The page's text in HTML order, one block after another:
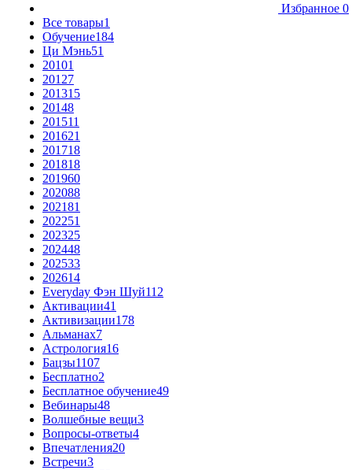
Избранное 0
Все товары1
Обучение184
Ци Мэнь51
20101
20127
201315
20148
201511
201621
201718
201818
201960
202088
202181
202251
202325
202448
202533
202614
Everyday Фэн Шуй112
Активации41
Активизации178
Альманах7
Астрология16
Бацзы1107
Бесплатно2
Бесплатное обучение49
Вебинары48
Волшебные вещи3
Вопросы-ответы4
Впечатления20
Встречи3